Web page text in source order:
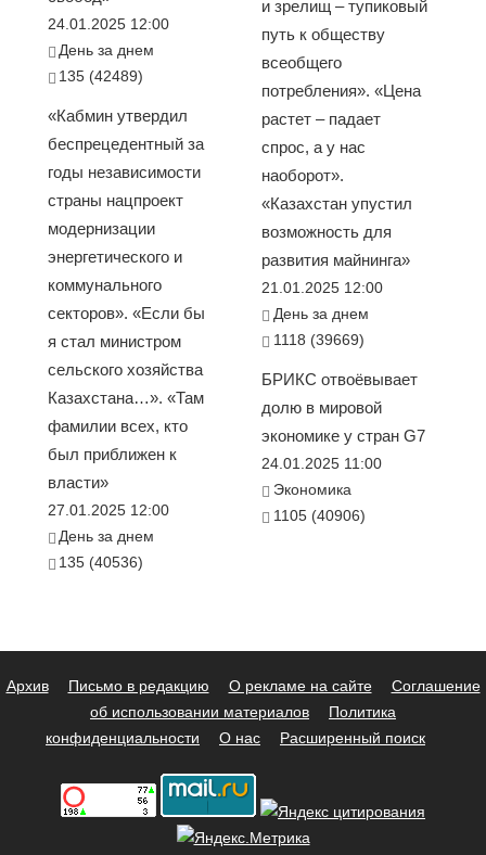
24.01.2025 12:00
День за днем
135 (42489)
«Кабмин утвердил
беспрецедентный за
годы независимости
страны нацпроект
модернизации
энергетического и
коммунального
секторов». «Если бы
я стал министром
сельского хозяйства
Казахстана…». «Там
фамилии всех, кто
был приближен к
власти»
27.01.2025 12:00
День за днем
135 (40536)
и зрелищ – тупиковый
путь к обществу
всеобщего
потребления». «Цена
растет – падает
спрос, а у нас
наоборот».
«Казахстан упустил
возможность для
развития майнинга»
21.01.2025 12:00
День за днем
1118 (39669)
БРИКС отвоёвывает
долю в мировой
экономике у стран G7
24.01.2025 11:00
Экономика
1105 (40906)
Архив Письмо в редакцию О рекламе на сайте
Соглашение
об использовании материалов
Политика
конфиденциальности
О нас Расширенный поиск